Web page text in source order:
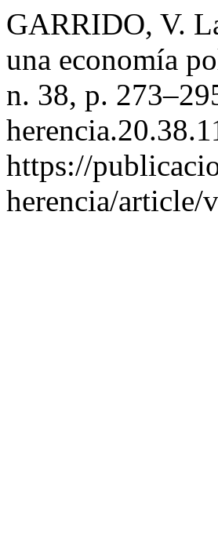
GARRIDO, V.
una economía
n. 38, p.
https://
herencia/article/